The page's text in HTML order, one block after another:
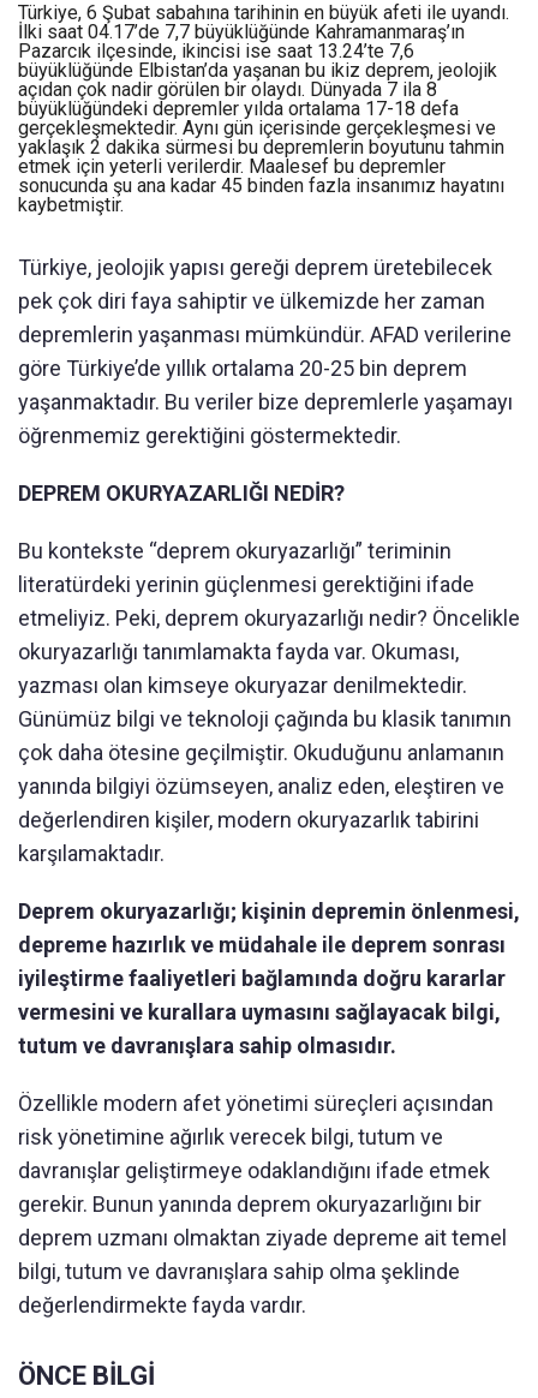
Türkiye, 6 Şubat sabahına tarihinin en büyük afeti ile uyandı.
İlki saat 04.17’de 7,7 büyüklüğünde Kahramanmaraş’ın
Pazarcık ilçesinde, ikincisi ise saat 13.24’te 7,6
büyüklüğünde Elbistan’da yaşanan bu ikiz deprem, jeolojik
açıdan çok nadir görülen bir olaydı. Dünyada 7 ila 8
büyüklüğündeki depremler yılda ortalama 17-18 defa
gerçekleşmektedir. Aynı gün içerisinde gerçekleşmesi ve
yaklaşık 2 dakika sürmesi bu depremlerin boyutunu tahmin
etmek için yeterli verilerdir. Maalesef bu depremler
sonucunda şu ana kadar 45 binden fazla insanımız hayatını
kaybetmiştir.
Türkiye, jeolojik yapısı gereği deprem üretebilecek
pek çok diri faya sahiptir ve ülkemizde her zaman
depremlerin yaşanması mümkündür. AFAD verilerine
göre Türkiye’de yıllık ortalama 20-25 bin deprem
yaşanmaktadır. Bu veriler bize depremlerle yaşamayı
öğrenmemiz gerektiğini göstermektedir.
DEPREM OKURYAZARLIĞI NEDİR?
Bu kontekste “deprem okuryazarlığı” teriminin
literatürdeki yerinin güçlenmesi gerektiğini ifade
etmeliyiz. Peki, deprem okuryazarlığı nedir? Öncelikle
okuryazarlığı tanımlamakta fayda var. Okuması,
yazması olan kimseye okuryazar denilmektedir.
Günümüz bilgi ve teknoloji çağında bu klasik tanımın
çok daha ötesine geçilmiştir. Okuduğunu anlamanın
yanında bilgiyi özümseyen, analiz eden, eleştiren ve
değerlendiren kişiler, modern okuryazarlık tabirini
karşılamaktadır.
Deprem okuryazarlığı; kişinin depremin önlenmesi,
depreme hazırlık ve müdahale ile deprem sonrası
iyileştirme faaliyet­leri bağlamında doğru kararlar
vermesini ve kurallara uymasını sağlayacak bilgi,
tutum ve davranışlara sahip olmasıdır.
Özellikle modern afet yönetimi süreçleri açısından
risk yönetimine ağırlık verecek bilgi, tutum ve
davranışlar geliştirmeye odaklandığını ifade etmek
gerekir. Bunun yanında deprem okuryazarlığını bir
deprem uzmanı olmaktan ziyade depreme ait temel
bilgi, tutum ve davranışlara sahip olma şeklinde
değerlendirmekte fayda vardır.
ÖNCE BİLGİ